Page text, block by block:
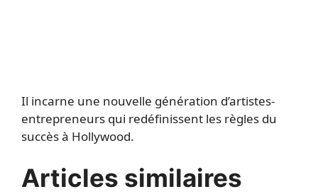
Il incarne une nouvelle génération d’artistes-
entrepreneurs qui redéfinissent les règles du
succès à Hollywood.
Articles similaires